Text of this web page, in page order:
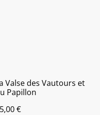
Valse des Vautours et
Papillon
€